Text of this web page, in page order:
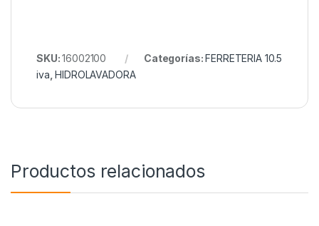
SKU:16002100 Categorías:FERRETERIA 10.5
iva ,HIDROLAVADORA
Productos relacionados